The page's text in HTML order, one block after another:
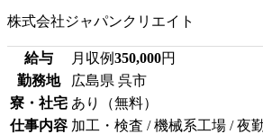
株式会社ジャパンクリエイト
給与 月収例350,000円
勤務地
広島県 呉市
寮・社宅 あり（無料）
仕事内容 加工・検査 / 機械系工場 / 夜